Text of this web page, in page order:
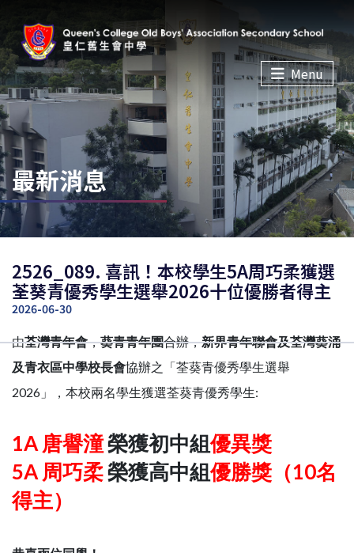
Menu
最新消息
2526_089. 喜訊！本校學生5A周巧柔獲選
荃葵青優秀學生選舉2026十位優勝者得主
2026-06-30
由荃灣青年會，葵青青年團合辦，新界青年聯會及荃灣葵涌
及青衣區中學校長會協辦之「荃葵青優秀學生選舉
2026」，本校兩名學生獲選荃葵青優秀學生:
1A 唐譽潼榮獲初中組優異獎
5A 周巧柔榮獲高中組優勝獎（10名
得主）